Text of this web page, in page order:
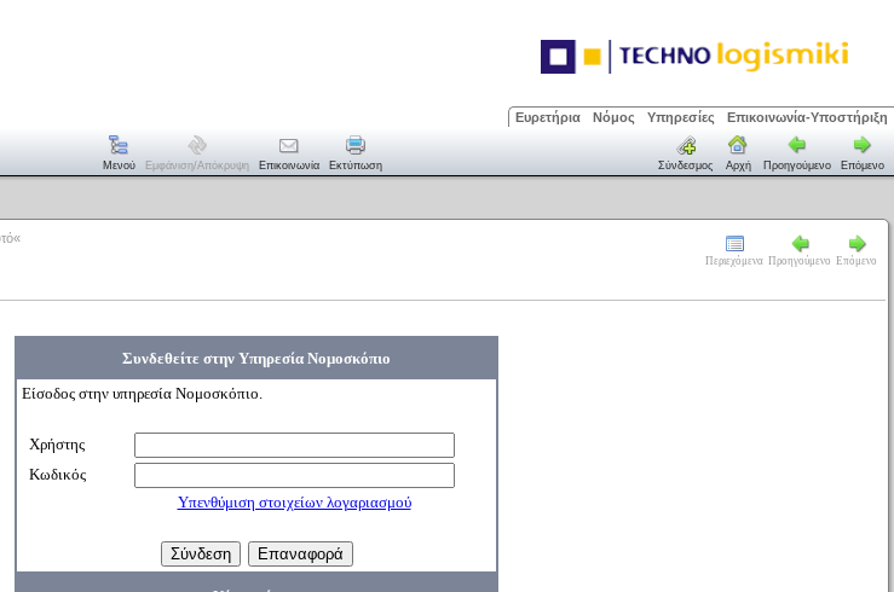
Ευρετήρια Νόμος Υπηρεσίες Επικοινωνία-Υποστήριξη
Μενού Εμφάνιση/απόκρυψη Επικοινωνία Εκτύπωση Σύνδεσμος Αρχή Προηγούμενο Επόμενο